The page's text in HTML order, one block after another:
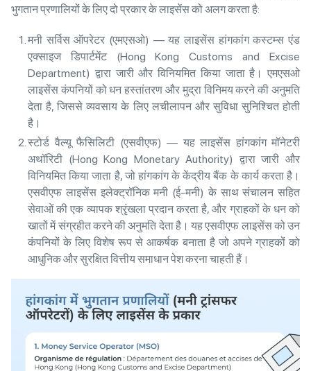
भुगतान प्रणालियों के लिए दो प्रकार के लाइसेंस को अलग करता है:
मनी सर्विस ऑपरेटर (एमएसओ) — यह लाइसेंस हांगकांग कस्टम्स एंड
एक्साइज डिपार्टमेंट (Hong Kong Customs and Excise
Department) द्वारा जारी और विनियमित किया जाता है। एमएसओ
लाइसेंस कंपनियों को धन हस्तांतरण और मुद्रा विनिमय करने की अनुमति
देता है, जिससे व्यवसाय के लिए लचीलापन और सुविधा सुनिश्चित होती
है।
स्टोर्ड वैल्यू फैसिलिटी (एसवीएफ) — यह लाइसेंस हांगकांग मॉनेटरी
अथॉरिटी (Hong Kong Monetary Authority) द्वारा जारी और
विनियमित किया जाता है, जो हांगकांग के केंद्रीय बैंक के कार्य करता है।
एसवीएफ लाइसेंस इलेक्ट्रॉनिक मनी (ई-मनी) के साथ संचालन सहित
सेवाओं की एक व्यापक श्रृंखला प्रदान करता है, और ग्राहकों के धन को
खातों में संग्रहीत करने की अनुमति देता है। यह एसवीएफ लाइसेंस को उन
कंपनियों के लिए विशेष रूप से आकर्षक बनाता है जो अपने ग्राहकों को
आधुनिक और सुरक्षित वित्तीय समाधान पेश करना चाहती हैं।